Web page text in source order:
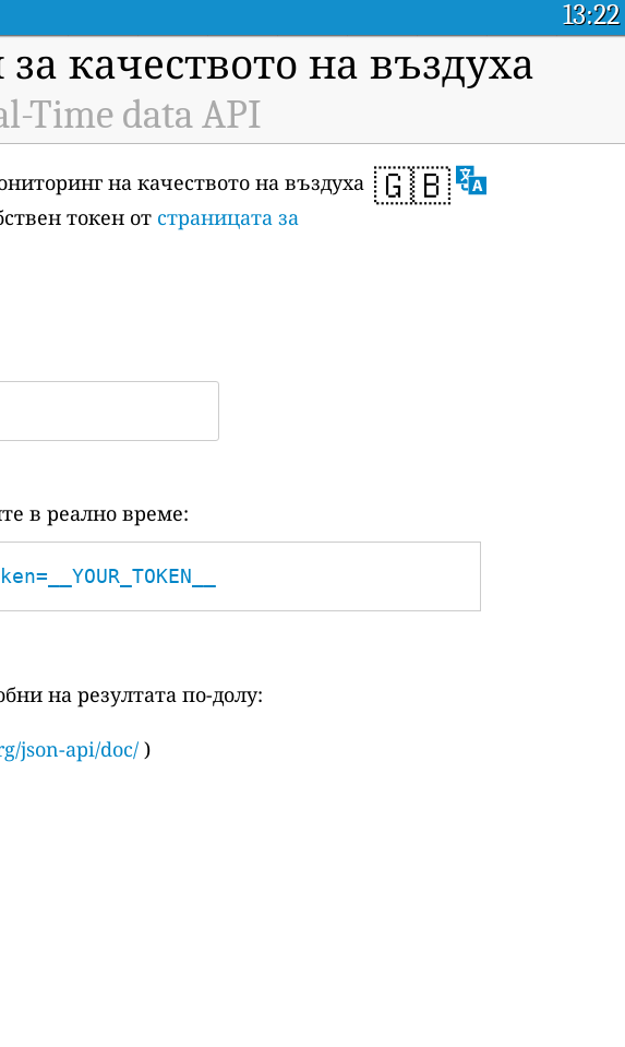
13:22
качеството на въздуха
Time data API
🇬🇧
на качеството на въздуха
токен от страницата за
в реално време:
на резултата по-долу:
json-api/doc/ )